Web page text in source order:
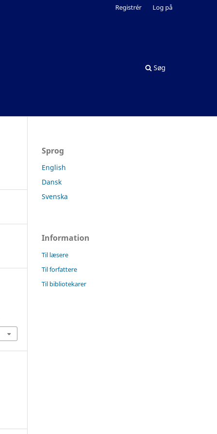
Søg
Registrér Log på
Sprog
English
Dansk
Svenska
Information
Til læsere
Til forfattere
Til bibliotekarer